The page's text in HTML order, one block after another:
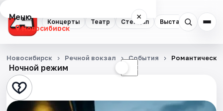
Концерты Театр Стендап Выставки
Меню ×
Новосибирск
Концерты
Театр
Стендап
Ночной режим ☾
Новосибирск Речной вокзал События